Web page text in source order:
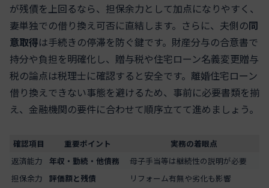
が残債を上回るなら、担保余力として加点になりやすく、
妻単独での借り換え可否に直結します。さらに、夫側の同
意取得は手続きの停滞を防ぐ鍵です。財産分与の合意書で
持分や負担を明確化し、贈与税や住宅ローン名義変更贈与
税の論点は税理士に確認すると安全です。離婚住宅ローン
借り換えできない事態を避けるため、事前に必要書類を揃
え、金融機関の要件に合わせて順序立てて進めましょう。
確認項目 重要ポイント
実務の着眼点
返済能力
年収・勤続・他債務
母子手当等は継続性の説明が必要
担保余力
評価額と残債
リフォーム有無や劣化も影響